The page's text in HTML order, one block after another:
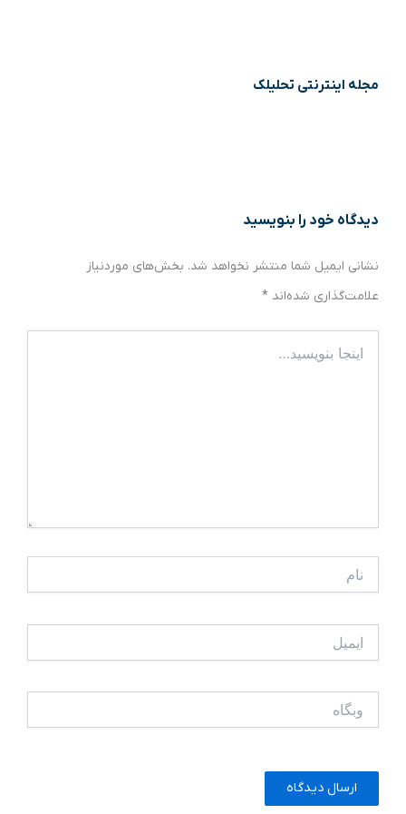
مجله اینترنتی تحلیلک
دیدگاه‌ خود را بنویسید
نشانی ایمیل شما منتشر نخواهد شد. بخش‌های موردنیاز
علامت‌گذاری شده‌اند *
بنویسید…